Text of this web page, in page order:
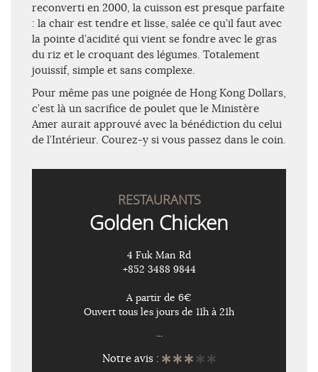
reconverti en 2000, la cuisson est presque parfaite
: la chair est tendre et lisse, salée ce qu’il faut avec
la pointe d’acidité qui vient se fondre avec le gras
du riz et le croquant des légumes. Totalement
jouissif, simple et sans complexe.
Pour même pas une poignée de Hong Kong Dollars,
c’est là un sacrifice de poulet que le Ministère
Amer aurait approuvé avec la bénédiction du celui
de l’Intérieur. Courez-y si vous passez dans le coin.
RESTAURANTS
Golden Chicken
4 Fuk Man Rd
+852 3488 9844
A partir de 6€
Ouvert tous les jours de 11h à 21h
...
Notre avis :